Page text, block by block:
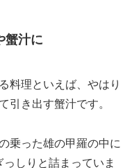
蟹汁に
料理といえば、やはり
引き出す蟹汁です。
乗った雄の甲羅の中に
っしりと詰まっていま